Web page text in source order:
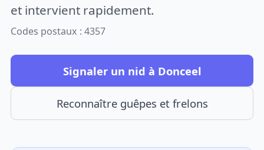
et intervient rapidement.
Codes postaux : 4357
Signaler un nid à Donceel
Reconnaître guêpes et frelons